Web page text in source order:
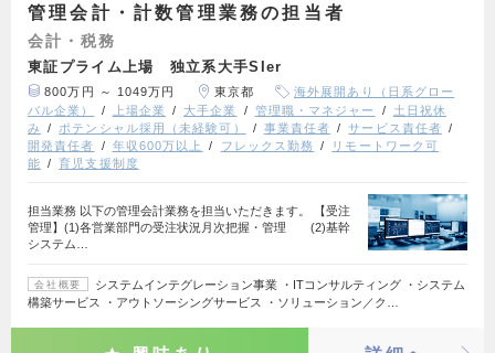
管理会計・計数管理業務の担当者
会計・税務
東証プライム上場 独立系大手SIer
800万円 ～ 1049万円 東京都
海外展開あり（日系グロー
バル企業）
上場企業 大手企業 管理職・マネジャー
土日祝休
み
ポテンシャル採用（未経験可） 事業責任者
サービス責任者
開発責任者
年収600万以上 フレックス勤務
リモートワーク可
能
育児支援制度
担当業務 以下の管理会計業務を担当いただきます。 【受注
管理】(1)各営業部門の受注状況月次把握・管理 (2)基幹
システム…
会社概要
システムインテグレーション事業 ・ITコンサルティング ・システム
構築サービス ・アウトソーシングサービス ・ソリューション／ク…